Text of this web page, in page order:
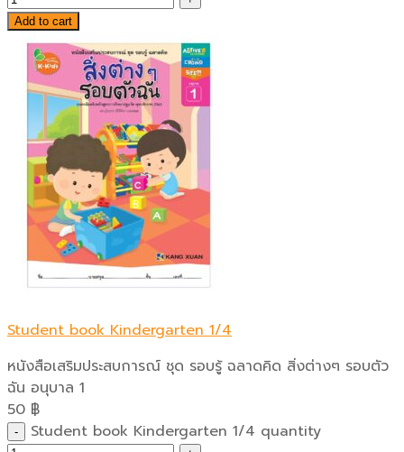
Add to cart
Student book Kindergarten 1/4
หนังสือเสริมประสบการณ์ ชุด รอบรู้ ฉลาดคิด สิ่งต่างๆ รอบตัว
ฉัน อนุบาล 1
50 ฿
Student book Kindergarten 1/4 quantity